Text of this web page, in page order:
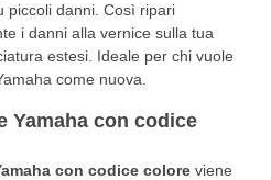
piccoli danni. Così ripari
i danni alla vernice sulla tua
estesi. Ideale per chi vuole
come nuova.
Yamaha con codice
con codice colore viene